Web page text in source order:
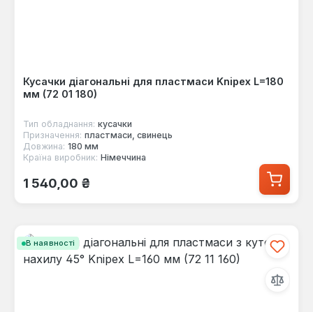
Кусачки діагональні для пластмаси Knipex L=180
мм (72 01 180)
Тип обладнання: кусачки
Призначення: пластмаси, свинець
Довжина: 180 мм
Країна виробник: Німеччина
Звичайна ціна:
1 540,00 ₴
В наявності